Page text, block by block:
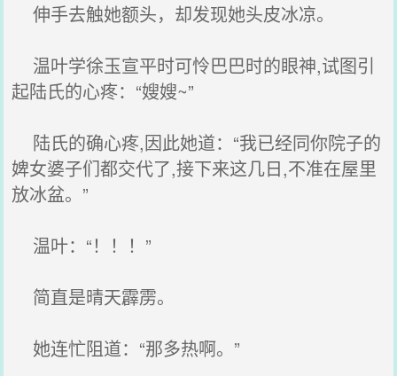
伸手去触她额头，却发现她头皮冰凉。
温叶学徐玉宣平时可怜巴巴时的眼神,试图引
起陆氏的心疼：“嫂嫂~”
陆氏的确心疼,因此她道：“我已经同你院子的
婢女婆子们都交代了,接下来这几日,不准在屋里
放冰盆。”
温叶：“！！！”
简直是晴天霹雳。
她连忙阻道：“那多热啊。”